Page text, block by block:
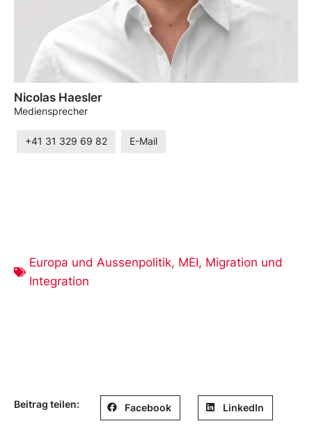
Nicolas Haesler
Mediensprecher
+41 31 329 69 82 E-Mail
Europa und Aussenpolitik, MEI, Migration und
Integration
Beitrag teilen: Facebook LinkedIn